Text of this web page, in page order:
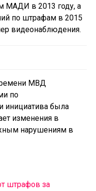
МАДИ в 2013 году, а
по штрафам в 2015
видеонаблюдения.
МВД
по
инициатива была
изменения в
нарушениям в
штрафов за